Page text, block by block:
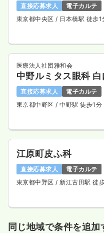
直接応募求人
電子カルテ
東京都中央区 / 日本橋駅 徒歩1
医療法人社団雅和会
中野ルミタス眼科
直接応募求人
電子カルテ
東京都中野区 / 中野駅 徒歩1分
江原町皮ふ科
直接応募求人
電子カルテ
東京都中野区 / 新江古田駅 徒
同じ地域で条件を追加